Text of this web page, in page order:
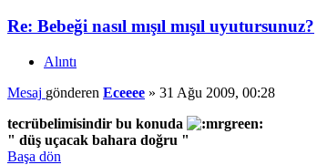
Re: Bebeği nasıl mışıl mışıl uyutursunuz?
Alıntı
Mesaj gönderen Eceeee » 31 Ağu 2009, 00:28
tecrübelimisindir bu konuda
" düş uçacak bahara doğru "
Başa dön